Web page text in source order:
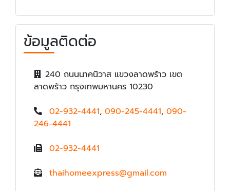
ข้อมูลติดต่อ
240 ถนนนาคนิวาส แขวงลาดพร้าว เขต
ลาดพร้าว กรุงเทพมหานคร 10230
02-932-4441, 090-245-4441, 090-
246-4441
02-932-4441
thaihomeexpress@gmail.com